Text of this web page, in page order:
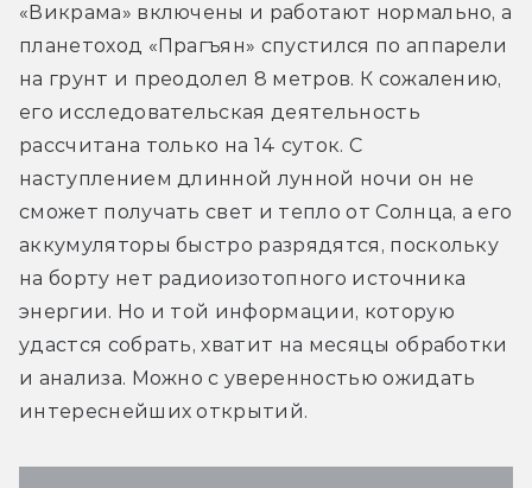
«Викрама» включены и работают нормально, а
планетоход «Прагъян» спустился по аппарели
на грунт и преодолел 8 метров. К сожалению,
его исследовательская деятельность
рассчитана только на 14 суток. С
наступлением длинной лунной ночи он не
сможет получать свет и тепло от Солнца, а его
аккумуляторы быстро разрядятся, поскольку
на борту нет радиоизотопного источника
энергии. Но и той информации, которую
удастся собрать, хватит на месяцы обработки
и анализа. Можно с уверенностью ожидать
интереснейших открытий.